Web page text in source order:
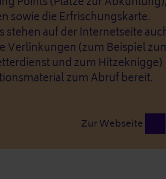
sowie die Erfrischungskarte.
stehen auf der Internetseite
Verlinkungen (zum Beispiel
und zum Hitzeknigge)
zum Abruf bereit.
Zur Webseite